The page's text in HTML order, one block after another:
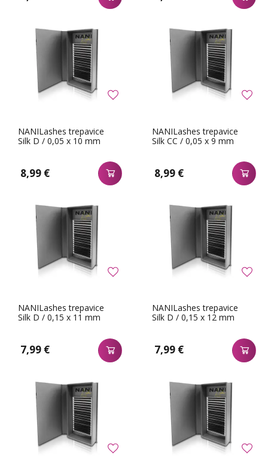
NANILashes trepavice
Silk D / 0,05 x 10 mm
8,99 €
NANILashes trepavice
Silk CC / 0,05 x 9 mm
8,99 €
NANILashes trepavice
Silk D / 0,15 x 11 mm
7,99 €
NANILashes trepavice
Silk D / 0,15 x 12 mm
7,99 €